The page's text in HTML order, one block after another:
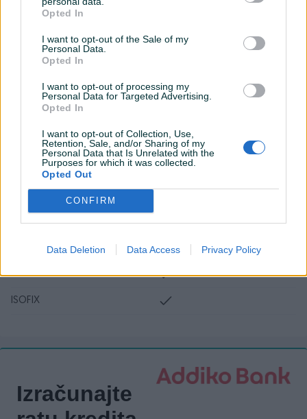
Opted In
I want to opt-out of the Sale of my
Personal Data.
Opted In
I want to opt-out of processing my
Personal Data for Targeted Advertising.
Opted In
I want to opt-out of Collection, Use,
Retention, Sale, and/or Sharing of my
Personal Data that Is Unrelated with the
Purposes for which it was collected.
Opted Out
CONFIRM
Data Deletion Data Access Privacy Policy
Navigacija
Touch screen (ekran)
USB port
Tempomat
Bluetooth
Senzor auto. svjetla
El. podizači stakala
El. pomjeranje sjedišta
Naslon za ruku
Maglenke
Električni retrovizori
ISOFIX